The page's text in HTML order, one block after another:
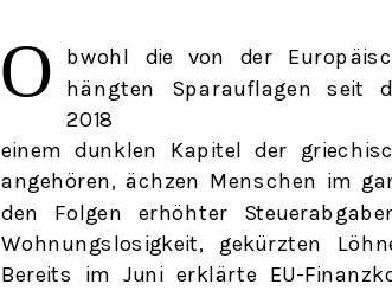
Ο bwohl die von der
hängten Sparauflagenseit
2018
einem dunklen Kapitel der
angehören, ächzen Menschen im
den Folgen erhöhter
Wohnungslosigkeit, gekürzten
Bereits im Juni erklärte EU-